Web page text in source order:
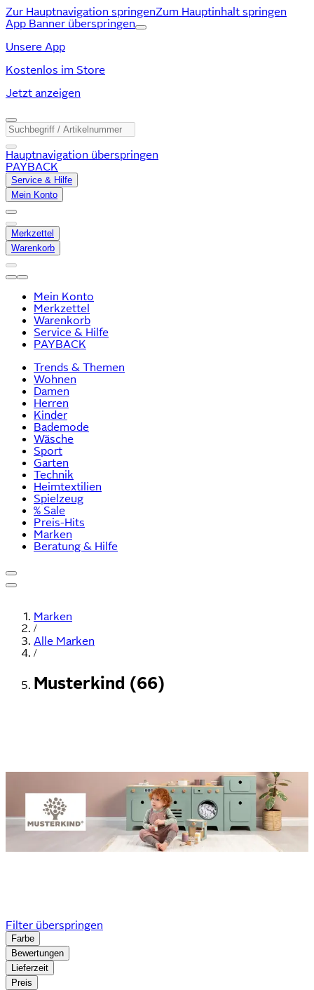
Zur Hauptnavigation springenZum Hauptinhalt springen
App Banner überspringen
Unsere App
Kostenlos im Store
Jetzt anzeigen
Hauptnavigation überspringen
PAYBACK
Service & Hilfe
Mein Konto
Merkzettel
Warenkorb
Mein Konto
Merkzettel
Warenkorb
Service & Hilfe
PAYBACK
Trends & Themen
Wohnen
Damen
Herren
Kinder
Bademode
Wäsche
Sport
Garten
Technik
Heimtextilien
Spielzeug
% Sale
Preis-Hits
Marken
Beratung & Hilfe
Marken
/
Alle Marken
/
Musterkind (66)
Filter überspringen
Farbe
Bewertungen
Lieferzeit
Preis